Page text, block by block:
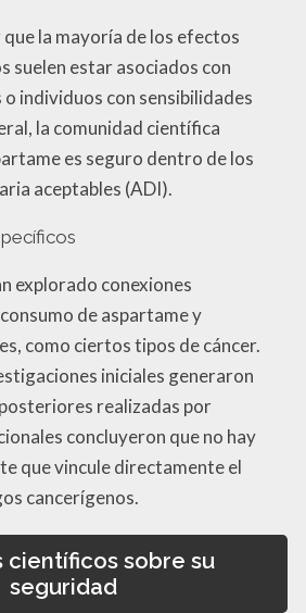
la mayoría de los efectos
suelen estar asociados con
o individuos con sensibilidades
la comunidad científica
es seguro dentro de los
aceptables (ADI).
explorado conexiones
de aspartame y
como ciertos tipos de cáncer.
iniciales generaron
realizadas por
concluyeron que no hay
que vincule directamente el
cancerígenos.
científicos sobre su
seguridad